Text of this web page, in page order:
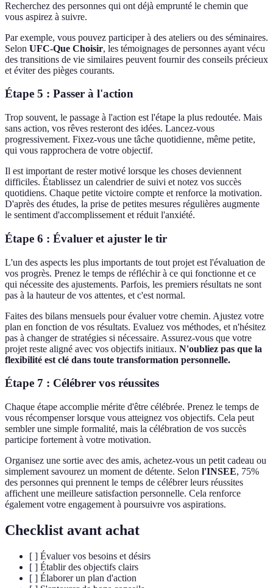
Recherchez des personnes qui ont déjà emprunté le chemin que
vous aspirez à suivre.
Par exemple, vous pouvez participer à des ateliers ou des séminaires.
Selon UFC-Que Choisir, les témoignages de personnes ayant vécu
des transitions de vie similaires peuvent fournir des conseils précieux
et éviter des pièges courants.
Étape 5 : Passer à l'action
Trop souvent, le passage à l'action est l'étape la plus redoutée. Mais
sans action, vos rêves resteront des idées. Lancez-vous
progressivement. Fixez-vous une tâche quotidienne, même petite,
qui vous rapprochera de votre objectif.
Il est important de rester motivé lorsque les choses deviennent
difficiles. Établissez un calendrier de suivi et notez vos succès
quotidiens. Chaque petite victoire compte et renforce la motivation.
D'après des études, la prise de petites mesures régulières augmente
le sentiment d'accomplissement et réduit l'anxiété.
Étape 6 : Évaluer et ajuster le tir
L'un des aspects les plus importants de tout projet est l'évaluation de
vos progrès. Prenez le temps de réfléchir à ce qui fonctionne et ce
qui nécessite des ajustements. Parfois, les premiers résultats ne sont
pas à la hauteur de vos attentes, et c'est normal.
Faites des bilans mensuels pour évaluer votre chemin. Ajustez votre
plan en fonction de vos résultats. Evaluez vos méthodes, et n'hésitez
pas à changer de stratégies si nécessaire. Assurez-vous que votre
projet reste aligné avec vos objectifs initiaux. N'oubliez pas que la
flexibilité est clé dans toute transformation personnelle.
Étape 7 : Célébrer vos réussites
Chaque étape accomplie mérite d'être célébrée. Prenez le temps de
vous récompenser lorsque vous atteignez vos objectifs. Cela peut
sembler une simple formalité, mais la célébration de vos succès
participe fortement à votre motivation.
Organisez une sortie avec des amis, achetez-vous un petit cadeau ou
simplement savourez un moment de détente. Selon l'INSEE, 75%
des personnes qui prennent le temps de célébrer leurs réussites
affichent une meilleure satisfaction personnelle. Cela renforce
également votre engagement à poursuivre vos aspirations.
Checklist avant achat
[ ] Évaluer vos besoins et désirs
[ ] Établir des objectifs clairs
[ ] Élaborer un plan d'action